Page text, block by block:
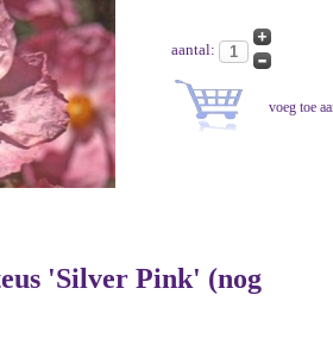
aantal:
'Silver Pink' (nog